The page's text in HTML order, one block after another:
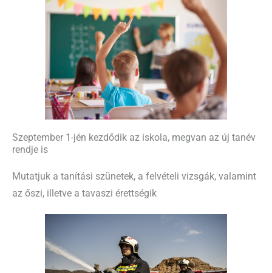
Szeptember 1-jén kezdődik az iskola, megvan az új tanév
rendje is
Mutatjuk a tanítási szünetek, a felvételi vizsgák, valamint
az őszi, illetve a tavaszi érettségik